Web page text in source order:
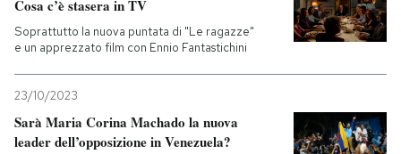
Cosa c’è stasera in TV
Soprattutto la nuova puntata di "Le ragazze"
e un apprezzato film con Ennio Fantastichini
23/10/2023
Sarà Maria Corina Machado la nuova
leader dell’opposizione in Venezuela?